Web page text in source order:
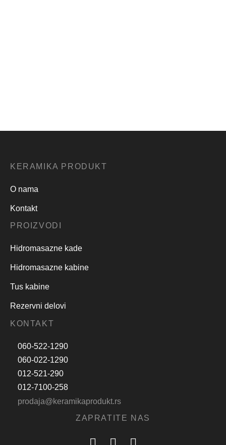
KERAMIKA PRODUKT
O nama
Kontakt
PROIZVODI
Hidromasazne kade
Hidromasazne kabine
Tus kabine
Rezervni delovi
KONTAKT
060-522-1290
060-022-1290
012-521-290
012-7100-258
prodaja@keramikaprodukt.rs
ZAPRATITE NAS